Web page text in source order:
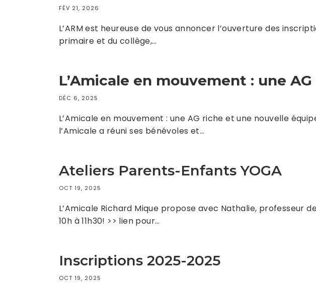
FÉV 21, 2026
L’ARM est heureuse de vous annoncer l’ouverture des
primaire et du collège,…
L’Amicale en mouvement : une
DÉC 6, 2025
L’Amicale en mouvement : une AG riche et une nouvelle
l’Amicale a réuni ses bénévoles et…
Ateliers Parents-Enfants YOGA
OCT 19, 2025
L’Amicale Richard Mique propose avec Nathalie,
10h à 11h30! >> lien pour…
Inscriptions 2025-2025
OCT 19, 2025